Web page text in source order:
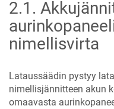
2.1 .
nimellisvirta
Lataussäädin pystyy
nimellisjännitteen akun
omaavasta